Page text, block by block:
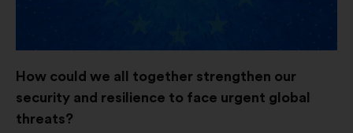
How could we all together strengthen our
security and resilience to face urgent global
threats?